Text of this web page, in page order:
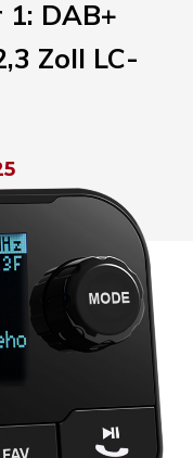
1: DAB+
Zoll LC-